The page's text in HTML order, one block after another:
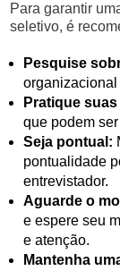
Para garantir
seletivo, é
Pesquise
Pratique
que podem
Seja pontual:
pontualidade
entrevistador.
Aguarde o
e espere seu
e atenção.
Mantenha